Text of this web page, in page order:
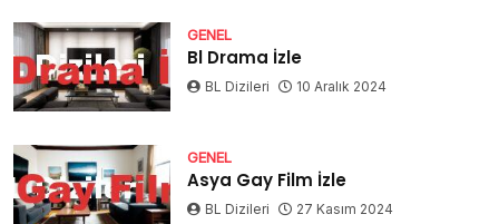
GENEL
Bl Drama İzle
BL Dizileri 10 Aralık 2024
GENEL
Asya Gay Film İzle
BL Dizileri 27 Kasım 2024